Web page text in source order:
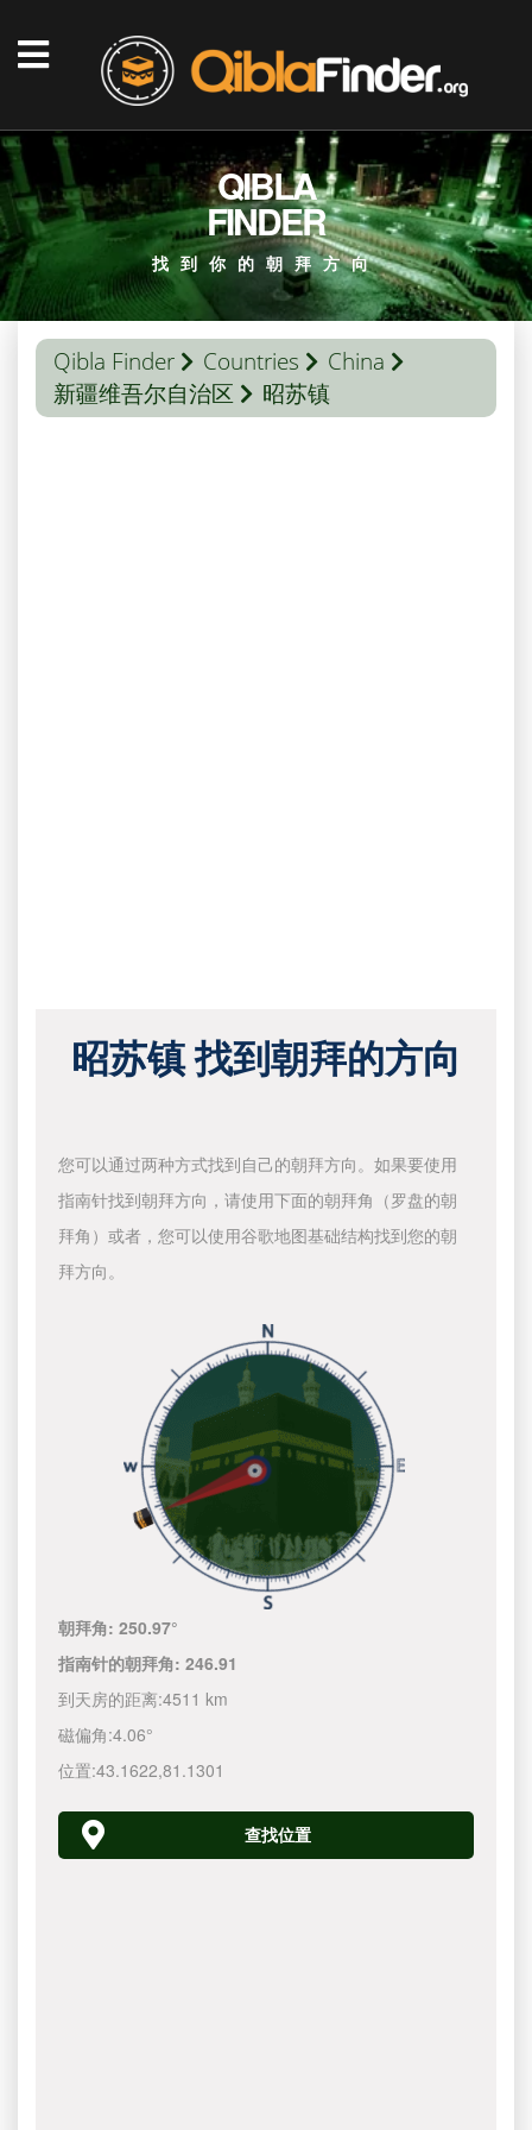
QIBLA
FINDER
找到你的朝拜方向
Qibla Finder Countries
China
新疆维吾尔自治区
昭苏镇
昭苏镇 找到朝拜的方向
您可以通过两种方式找到自己的朝拜方向。如果要使用
指南针找到朝拜方向，请使用下面的朝拜角（罗盘的朝
拜角）或者，您可以使用谷歌地图基础结构找到您的朝
拜方向。
朝拜角:250.97°
指南针的朝拜角:246.91
到天房的距离:4511 km
磁偏角:4.06°
位置:43.1622,81.1301
查找位置